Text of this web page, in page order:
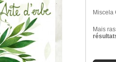
Miscela
Mais